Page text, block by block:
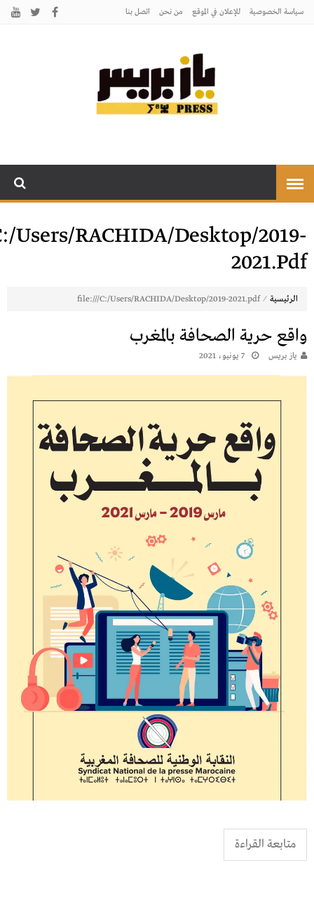
سياسة الخصوصية للإعلان في الموقع من نحن اتصل بنـا
Users/RACHIDA/Desktop/2019-
2021.pdf
الرئيسية ⁄
file:///C:/Users/RACHIDA/Desktop/2019-2021.pdf
واقع حرية الصحافة بالمغرب
يـاز بريـس 7 يونيو، 2021
متابعة القراءة